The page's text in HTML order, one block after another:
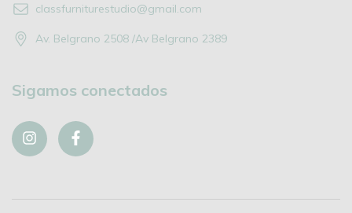
classfurniturestudio@gmail.com
Av. Belgrano 2508 /Av Belgrano 2389
Sigamos conectados